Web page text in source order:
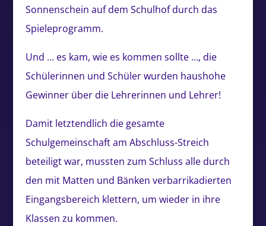
Sonnenschein auf dem Schulhof durch das
Spieleprogramm.
Und … es kam, wie es kommen sollte …, die
Schülerinnen und Schüler wurden haushohe
Gewinner über die Lehrerinnen und Lehrer!
Damit letztendlich die gesamte
Schulgemeinschaft am Abschluss-Streich
beteiligt war, mussten zum Schluss alle durch
den mit Matten und Bänken verbarrikadierten
Eingangsbereich klettern, um wieder in ihre
Klassen zu kommen.